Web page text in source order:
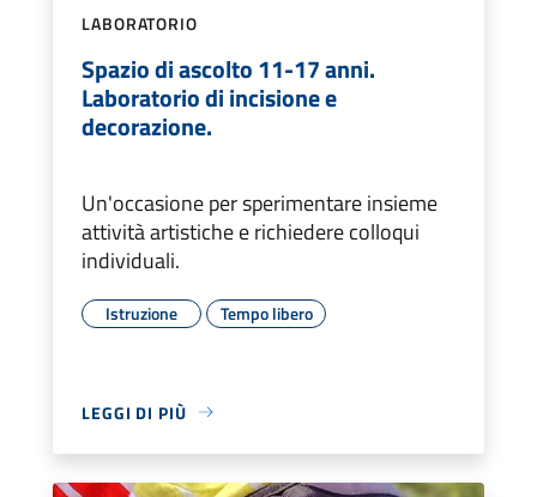
LABORATORIO
Spazio di ascolto 11-17 anni.
Laboratorio di incisione e
decorazione.
Un'occasione per sperimentare insieme
attività artistiche e richiedere colloqui
individuali.
Istruzione Tempo libero
LEGGI DI PIÙ